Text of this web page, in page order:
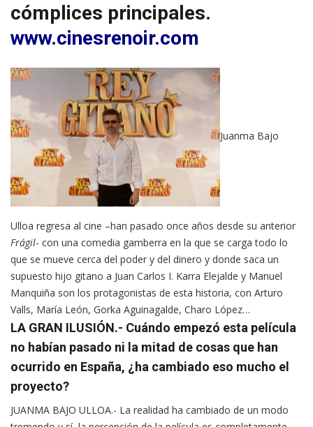
cómplices principales.
www.cinesrenoir.com
Juanma Bajo
Ulloa regresa al cine –han pasado once años desde su anterior
Frágil- con una comedia gamberra en la que se carga todo lo
que se mueve cerca del poder y del dinero y donde saca un
supuesto hijo gitano a Juan Carlos I. Karra Elejalde y Manuel
Manquiña son los protagonistas de esta historia, con Arturo
Valls, María León, Gorka Aguinagalde, Charo López…
LA GRAN ILUSIÓN.- Cuándo empezó esta película
no habían pasado ni la mitad de cosas que han
ocurrido en España, ¿ha cambiado eso mucho el
proyecto?
JUANMA BAJO ULLOA.- La realidad ha cambiado de un modo